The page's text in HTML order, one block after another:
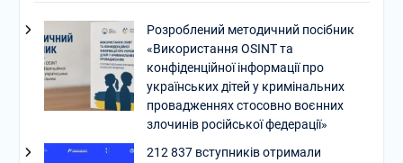
Розроблений методичний посібник
«Використання OSINT та
конфіденційної інформації про
українських дітей у кримінальних
провадженнях стосовно воєнних
злочинів російської федерації»
212 837 вступників отримали